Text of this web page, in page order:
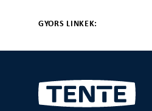
GYORS LINKEK: